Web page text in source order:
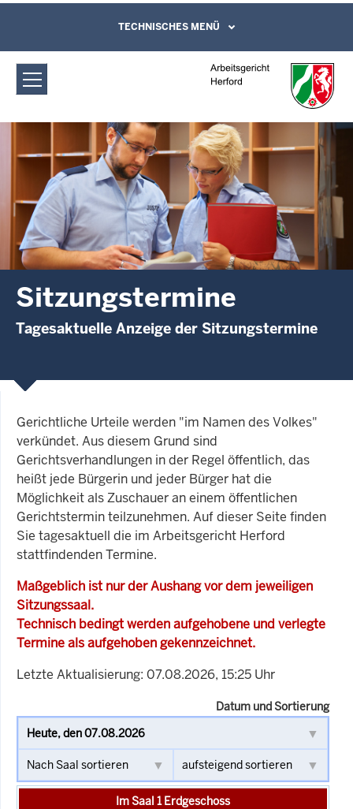
Arbeitsgericht Herford:
Sitzungstermine
Direkt zum Inhalt
Leichte Sprache, Gebärdensprachenvideo
und Kontaktformular
TECHNISCHES MENÜ
Sitzungstermine
Tagesaktuelle Anzeige der Sitzungstermine
Gerichtliche Urteile werden "im Namen des Volkes"
verkündet. Aus diesem Grund sind
Gerichtsverhandlungen in der Regel öffentlich, das
heißt jede Bürgerin und jeder Bürger hat die
Möglichkeit als Zuschauer an einem öffentlichen
Gerichtstermin teilzunehmen. Auf dieser Seite finden
Sie tagesaktuell die im Arbeitsgericht Herford
stattfindenden Termine.
Maßgeblich ist nur der Aushang vor dem jeweiligen
Sitzungssaal.
Technisch bedingt werden aufgehobene und verlegte
Termine als aufgehoben gekennzeichnet.
Letzte Aktualisierung: 07.08.2026, 15:25 Uhr
Datum und Sortierung
Im Saal 1 Erdgeschoss